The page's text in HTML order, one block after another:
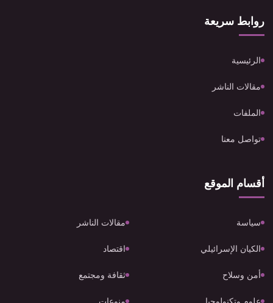
روابط سريعة
الرئيسية
مقالات الناشر
الملفات
تواصل معنا
أقسام الموقع
سياسة مقالات الناشر
الكيان الإسرائيلي اقتصاد
أمن وسلاح ثقافة ومجتمع